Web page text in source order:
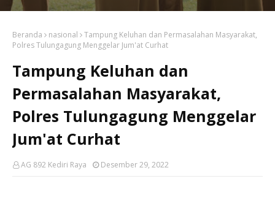
Beranda nasional
Tampung Keluhan dan Permasalahan Masyarakat,
Polres Tulungagung Menggelar Jum'at Curhat
Tampung Keluhan dan
Permasalahan Masyarakat,
Polres Tulungagung Menggelar
Jum'at Curhat
AG 892 Kediri Raya Desember 29, 2022